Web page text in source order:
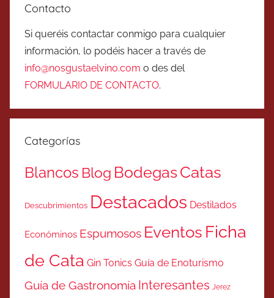
Contacto
Si queréis contactar conmigo para cualquier
información, lo podéis hacer a través de
info@nosgustaelvino.com o des del
FORMULARIO DE CONTACTO.
Categorías
Blancos Blog BodegasCatas
Descubrimientos Destacados Destilados
Económinos Espumosos Eventos Ficha
de Cata Gin Tonics Guía de Enoturismo
Guía de Gastronomía Interesantes Jerez